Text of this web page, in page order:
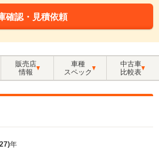
確認・見積依頼
販売店
情報
車種
スペック
中古車
比較表
年